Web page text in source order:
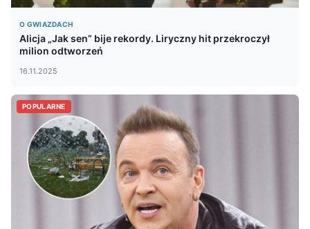
O GWIAZDACH
Alicja „Jak sen” bije rekordy. Liryczny hit przekroczył
milion odtworzeń
16.11.2025
POPULARNE